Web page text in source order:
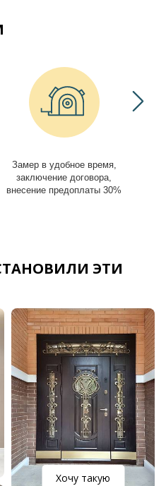
Замер в удобное время,
заключение договора,
внесение предоплаты 30%
ЭТИ
Хочу такую